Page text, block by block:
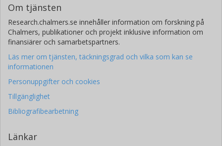
Om tjänsten
Research.chalmers.se innehåller information om forskning på
Chalmers, publikationer och projekt inklusive information om
finansiärer och samarbetspartners.
Läs mer om tjänsten, täckningsgrad och vilka som kan se
informationen
Personuppgifter och cookies
Tillgänglighet
Bibliografibearbetning
Länkar